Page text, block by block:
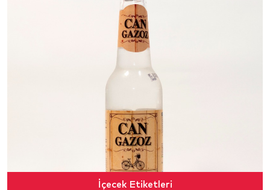
İçecek Etiketleri